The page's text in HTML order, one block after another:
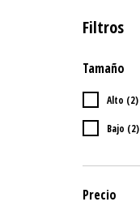
Filtros
Tamaño
Alto (2)
Bajo (2)
Precio